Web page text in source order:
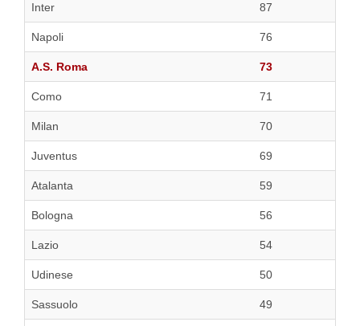
Inter
87
Napoli 76
A.S. Roma 73
Como 71
Milan 70
Juventus 69
Atalanta 59
Bologna 56
Lazio 54
Udinese 50
Sassuolo 49